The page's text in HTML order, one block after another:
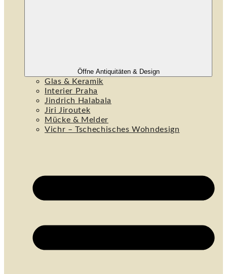
Öffne Antiquitäten & Design
Glas & Keramik
Interier Praha
Jindrich Halabala
Jiri Jiroutek
Mücke & Melder
Vichr – Tschechisches Wohndesign